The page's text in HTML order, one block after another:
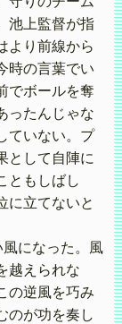
池上監督が指
より前線から
時の言葉でい
でボールを奪
ったんじゃな
ていない。プ
として自陣に
ともしばし
に立てないと
になった。風
越えられな
の逆風を巧み
のが功を奏し